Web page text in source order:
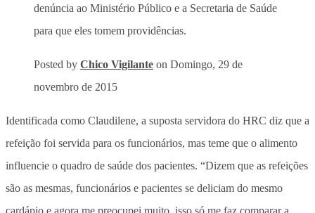
denúncia ao Ministério Público e a Secretaria de Saúde
para que eles tomem providências.
Posted by Chico Vigilante on Domingo, 29 de
novembro de 2015
Identificada como Claudilene, a suposta servidora do HRC diz que a
refeição foi servida para os funcionários, mas teme que o alimento
influencie o quadro de saúde dos pacientes. “Dizem que as refeições
são as mesmas, funcionários e pacientes se deliciam do mesmo
cardápio e agora me preocupei muito, isso só me faz comparar a